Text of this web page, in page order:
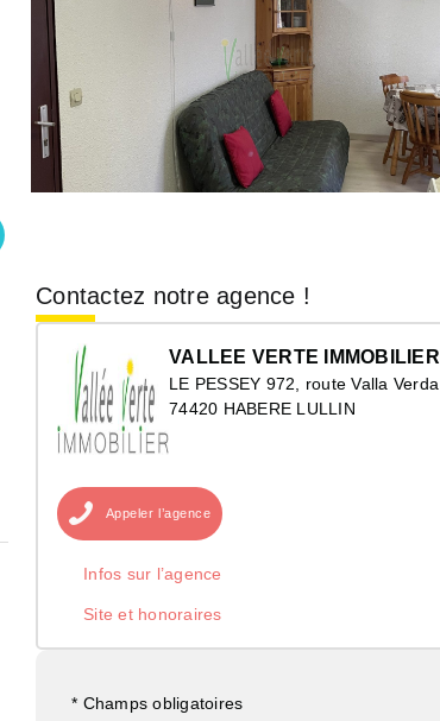
Contactez notre agence !
VALLEE VERTE IMMOBILIER
LE PESSEY 972, route Valla Verda
74420 HABERE LULLIN
Appeler l’agence
Infos sur l’agence
Site et honoraires
* Champs obligatoires